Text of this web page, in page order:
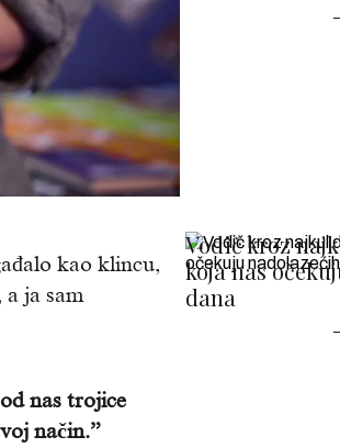
kao klincu,
ja sam
nas trojice
način.”
Vodič kroz
koja nas
dana